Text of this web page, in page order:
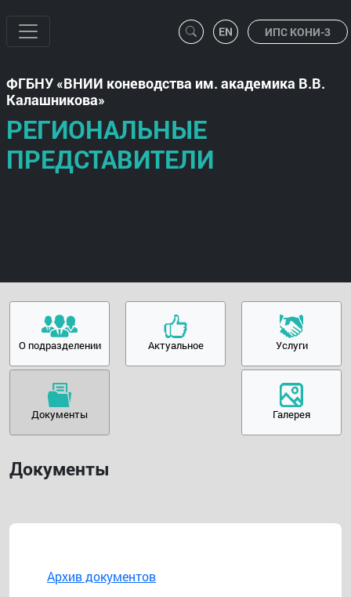
ИПС КОНИ-3
ФГБНУ
ВНИИ коневодства им. академика В.В.
Калашникова
РЕГИОНАЛЬНЫЕ
ПРЕДСТАВИТЕЛИ
О подразделении Актуальное Услуги
Документы Галерея
Документы
Архив документов